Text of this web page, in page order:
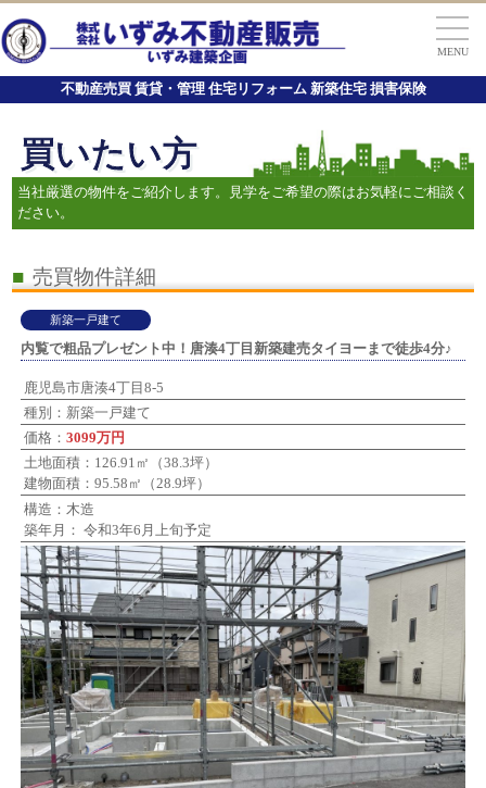
MENU
不動産売買 賃貸・管理 住宅リフォーム 新築住宅 損害保険
買いたい方
当社厳選の物件をご紹介します。見学をご希望の際はお気軽にご相談く
ださい。
■ 売買物件詳細
新築一戸建て
内覧で粗品プレゼント中！唐湊4丁目新築建売タイヨーまで徒歩4分♪
鹿児島市唐湊4丁目8-5
種別：新築一戸建て
価格：3099万円
土地面積：126.91㎡（38.3坪）
建物面積：95.58㎡（28.9坪）
構造：木造
築年月： 令和3年6月上旬予定